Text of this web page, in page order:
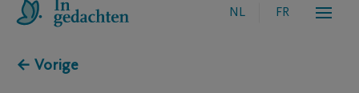
NL FR
← Vorige